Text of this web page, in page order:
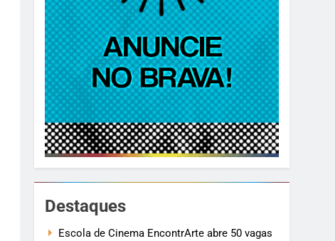
Destaques
Escola de Cinema EncontrArte abre 50 vagas